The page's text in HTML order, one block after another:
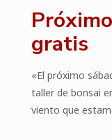
gratis
«El próximo
taller de bonsai
viento que